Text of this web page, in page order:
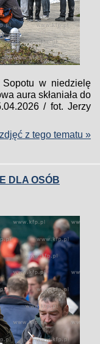
Sopotu w niedzielę
aura skłaniała do
/ fot. Jerzy
z tego tematu »
DLA OSÓB